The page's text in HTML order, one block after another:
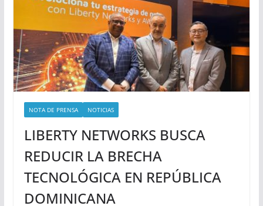
NOTA DE PRENSA NOTICIAS
LIBERTY NETWORKS BUSCA
REDUCIR LA BRECHA
TECNOLÓGICA EN REPÚBLICA
DOMINICANA